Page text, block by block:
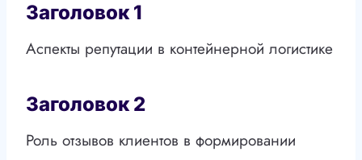
Заголовок 1
Аспекты репутации в контейнерной логистике
Заголовок 2
Роль отзывов клиентов в формировании